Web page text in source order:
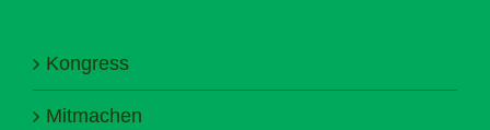
Kongress
Mitmachen